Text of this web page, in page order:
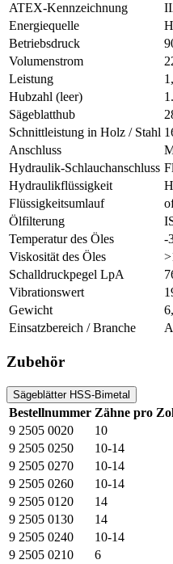
ATEX-Kennzeichnung
Energiequelle
Betriebsdruck
Volumenstrom
Leistung
Hubzahl (leer)
Sägeblatthub
Schnittleistung in Holz / Stahl
Anschluss
Hydraulik-Schlauchanschluss
Hydraulikflüssigkeit
Flüssigkeitsumlauf
Ölfilterung
Temperatur des Öles
-
Viskosität des Öles
Schalldruckpegel LpA
Vibrationswert
Gewicht
Einsatzbereich / Branche
Zubehör
Sägeblätter HSS-Bimetal
Bestellnummer Zähne pro
9 2505 0020
10
9 2505 0250
10-14
9 2505 0270
10-14
9 2505 0260
10-14
9 2505 0120
14
9 2505 0130
14
9 2505 0240
10-14
9 2505 0210
6